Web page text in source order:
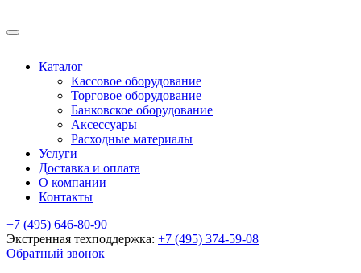
Каталог
Кассовое оборудование
Торговое оборудование
Банковское оборудование
Аксессуары
Расходные материалы
Услуги
Доставка и оплата
О компании
Контакты
+7 (495) 646-80-90
Экстренная техподдержка: +7 (495) 374-59-08
Обратный звонок